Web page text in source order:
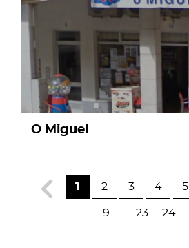
O Miguel
1 2 3 4 5
9 23 24